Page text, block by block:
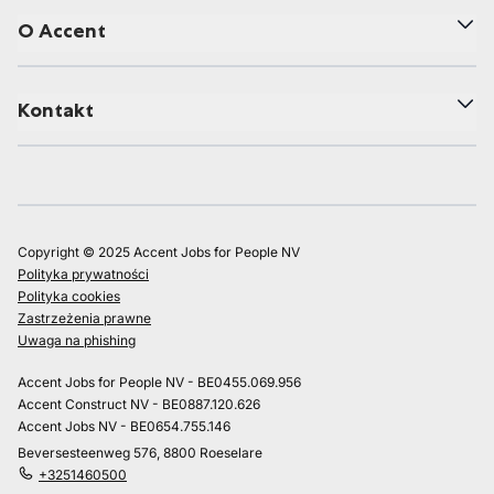
O Accent
Kontakt
Copyright © 2025 Accent Jobs for People NV
Polityka prywatności
Polityka cookies
Zastrzeżenia prawne
Uwaga na phishing
Accent Jobs for People NV - BE0455.069.956
Accent Construct NV - BE0887.120.626
Accent Jobs NV - BE0654.755.146
Beversesteenweg 576, 8800 Roeselare
+3251460500